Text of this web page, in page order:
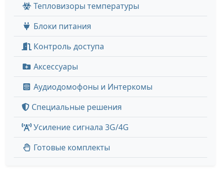
Тепловизоры температуры
Блоки питания
Контроль доступа
Аксессуары
Аудиодомофоны и Интеркомы
Специальные решения
Усиление сигнала 3G/4G
Готовые комплекты